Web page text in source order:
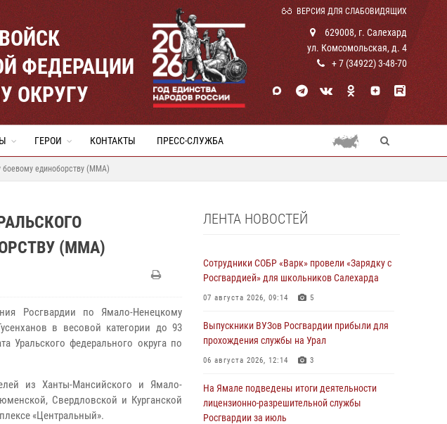
ВЕРСИЯ ДЛЯ СЛАБОВИДЯЩИХ
ФЕДЕРАЦИИ
ОКРУГУ
629008, г. Салехард
ул. Комсомольская, д. 4
+ 7 (34922) 3-48-70
ГЕРОИ КОНТАКТЫ ПРЕСС-СЛУЖБА
боевому единоборству (ММА)
(ММА)
Росгвардии по Ямало-Ненецкому
в весовой категории до 93
Уральского федерального округа по
из Ханты-Мансийского и Ямало-
Свердловской и Курганской
«Центральный».
ЛЕНТА НОВОСТЕЙ
Сотрудники СОБР «Варк» провели «Зарядку с
Росгвардией» для школьников Салехарда
07 августа 2026, 09:14 5
Выпускники ВУЗов Росгвардии прибыли для
прохождения службы на Урал
06 августа 2026, 12:14 3
На Ямале подведены итоги деятельности
лицензионно-разрешительной службы
Росгвардии за июль